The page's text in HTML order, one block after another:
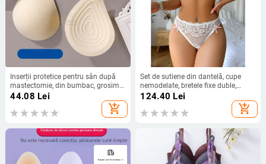
Inserții protetice pentru sân după
mastectomie, din bumbac, grosime
pronunțată, respirabile, invizibile
44.08 Lei
add_shopping_cart
Set de sutiene din dantelă, cupe
nemodelate, bretele fixe duble,
închidere la spate cu două rânduri
de catarame, funcție de strângere
124.40 Lei
add_shopping_cart